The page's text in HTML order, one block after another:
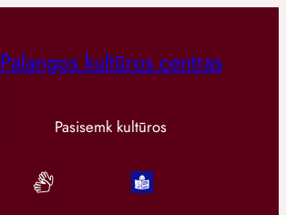
Palangos kultūros centras
Pasisemk kultūros